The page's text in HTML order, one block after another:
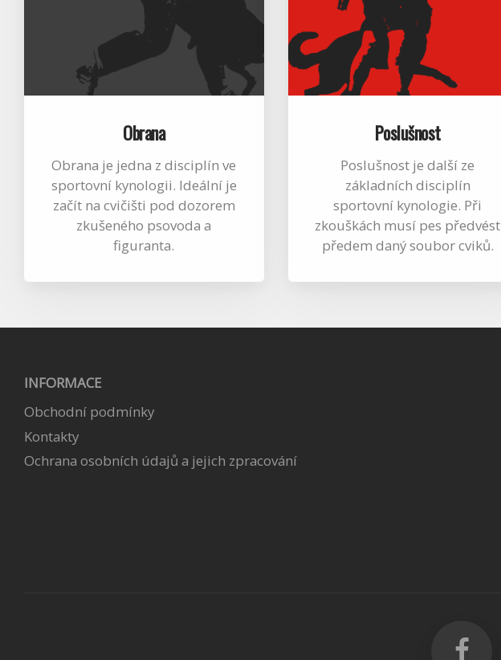
Obrana
Obrana je jedna z disciplín ve
sportovní kynologii. Ideální je
začít na cvičišti pod dozorem
zkušeného psovoda a
figuranta.
Poslušnost
Poslušnost je další ze
základních disciplín
sportovní kynologie. Při
zkouškách musí pes předvést
předem daný soubor cviků.
INFORMACE
Obchodní podmínky
Kontakty
Ochrana osobních údajů a jejich zpracování